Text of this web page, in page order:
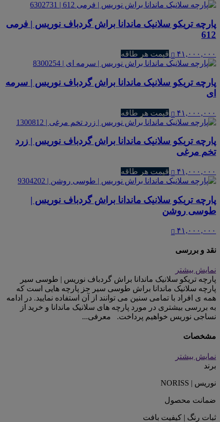
پارچه تریکو سلانیک ماندانا براش گردباف نوریس | فرمی
612
۴۱,۰۰۰,۰۰۰ قیمت هر طاقه
پارچه تریکو سلانیک ماندانا براش گردباف نوریس | سرمه
ای
۴۱,۰۰۰,۰۰۰ قیمت هر طاقه
پارچه تریکو سلانیک ماندانا براش گردباف نوریس | زرد
تخم مرغی
۴۱,۰۰۰,۰۰۰ قیمت هر طاقه
پارچه تریکو سلانیک ماندانا براش گردباف نوریس |
طوسی روشن
۴۱,۰۰۰,۰۰۰
نقد و بررسی
نمایش بیشتر
پارچه تریکو سلانیک ماندانا براش گردباف نوریس | طوسی سیر
پارچه سلانیک ماندانا براش طوسی سیر جز پارچه هایی است که
همه ی افراد با تمامی سنین می توانند از آن استفاده نمایید. در ادامه
به بررسی بیشتری در مورد پارچه های سلانیک ماندانا و خرید از
نساجی نوریس خواهیم پرداخت. معرفی...
مشخصات
نمایش بیشتر
برند
نوریس | NORISS
ضمانت محصول
ثبات رنگ | کیفیت بافت